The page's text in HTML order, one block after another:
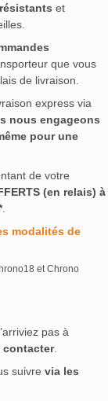
et
que vous
de livraison.
express via
nous engageons
pour une
de votre
(en relais) à
.
modalités de
et Chrono
pas à
contacter.
suivre via les